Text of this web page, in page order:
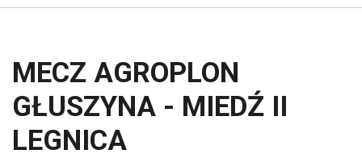
MECZ AGROPLON
GŁUSZYNA - MIEDŹ II
LEGNICA